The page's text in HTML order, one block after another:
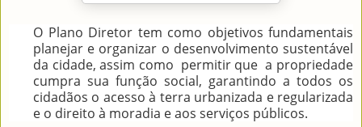
O Plano Diretor tem como objetivos fundamentais
planejar e organizar o desenvolvimento sustentável
da cidade, assim como permitir que a propriedade
cumpra sua função social, garantindo a todos os
cidadãos o acesso à terra urbanizada e regularizada
e o direito à moradia e aos serviços públicos.